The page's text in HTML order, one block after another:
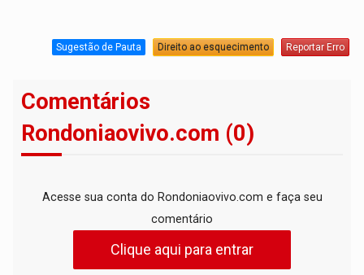
Sugestão de Pauta Direito ao esquecimento Reportar Erro
Comentários
Rondoniaovivo.com (0)
Acesse sua conta do Rondoniaovivo.com e faça seu
comentário
Clique aqui para entrar